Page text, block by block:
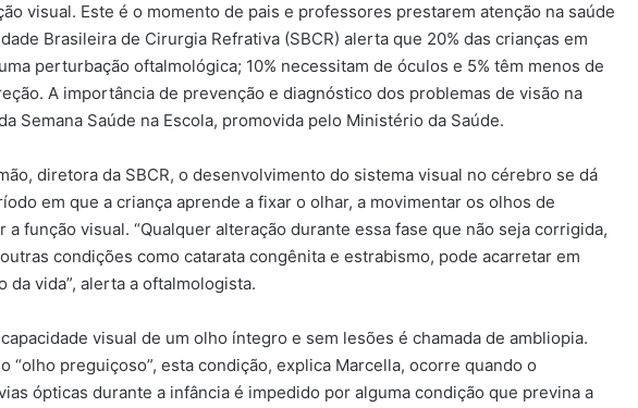
visual. Este é o momento de pais e professores prestarem atenção na saúde
Brasileira de Cirurgia Refrativa (SBCR) alerta que 20% das crianças em
perturbação oftalmológica; 10% necessitam de óculos e 5% têm menos de
A importância de prevenção e diagnóstico dos problemas de visão na
Semana Saúde na Escola, promovida pelo Ministério da Saúde.
diretora da SBCR, o desenvolvimento do sistema visual no cérebro se dá
em que a criança aprende a fixar o olhar, a movimentar os olhos de
a função visual. “Qualquer alteração durante essa fase que não seja corrigida,
condições como catarata congênita e estrabismo, pode acarretar em
da vida”, alerta a oftalmologista.
visual de um olho íntegro e sem lesões é chamada de ambliopia.
“olho preguiçoso”, esta condição, explica Marcella, ocorre quando o
ópticas durante a infância é impedido por alguma condição que previna a